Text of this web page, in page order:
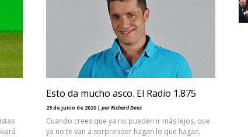
Esto da mucho asco. El Radio 1.875
25 de junio de 2020 | por Richard Dees
Cuando crees que ya no pueden ir más lejos, que
ya no te van a sorprender hagan lo que hagan,